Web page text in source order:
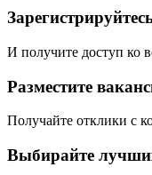
И получите доступ ко
Разместите
Получайте отклики с
Выбирайте